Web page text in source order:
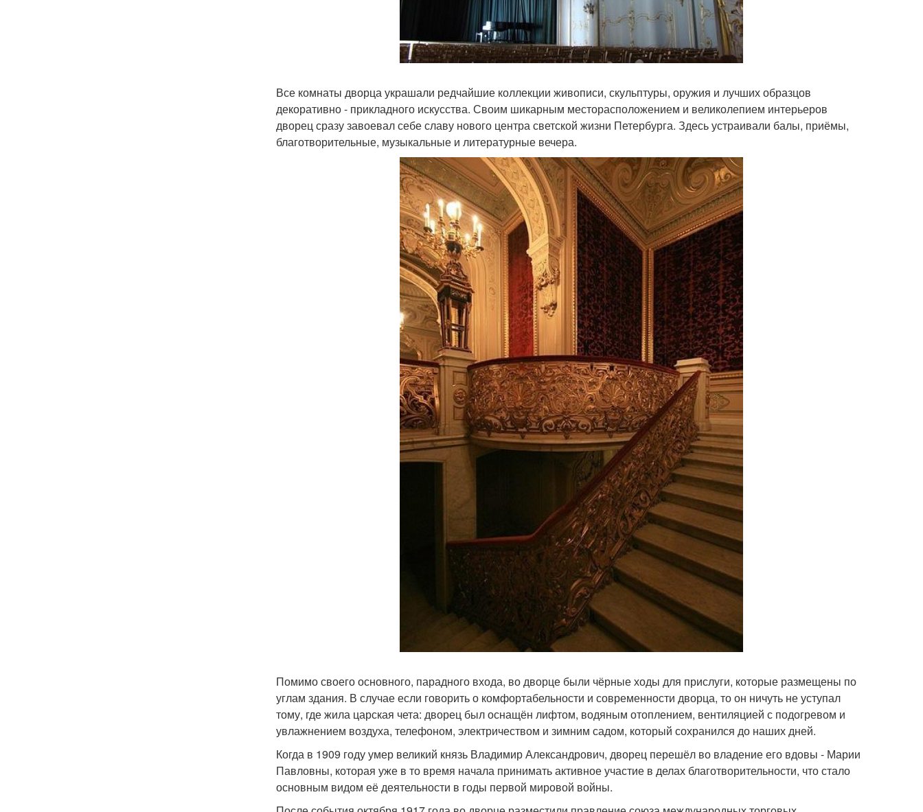
Все комнаты дворца украшали редчайшие коллекции живописи, скульптуры, оружия и лучших образцов
декоративно - прикладного искусства. Своим шикарным месторасположением и великолепием интерьеров
дворец сразу завоевал себе славу нового центра светской жизни Петербурга. Здесь устраивали балы, приёмы,
благотворительные, музыкальные и литературные вечера.
Помимо своего основного, парадного входа, во дворце были чёрные ходы для прислуги, которые размещены по
углам здания. В случае если говорить о комфортабельности и современности дворца, то он ничуть не уступал
тому, где жила царская чета: дворец был оснащён лифтом, водяным отоплением, вентиляцией с подогревом и
увлажнением воздуха, телефоном, электричеством и зимним садом, который сохранился до наших дней.
Когда в 1909 году умер великий князь Владимир Александрович, дворец перешёл во владение его вдовы - Марии
Павловны, которая уже в то время начала принимать активное участие в делах благотворительности, что стало
основным видом её деятельности в годы первой мировой войны.